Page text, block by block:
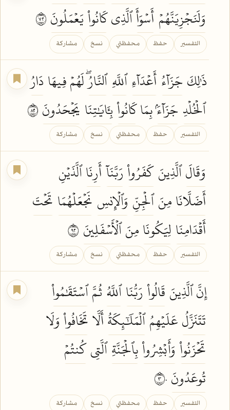
وَلَنَجۡزِيَنَّهُمۡ أَسۡوَأَٱلَّذِيكَانُواْيَعۡمَلُونَ
التفسير حفظ محفظتي نسخ مشاركة
ذَٰلِكَجَزَآءُ أَعۡدَآءِٱللَّهِ ٱلنَّارُۖلَهُمۡ فِيهَا دَارُ
ٱلۡخُلۡدِ جَزَآءَۢبِمَاكَانُواْبِـَٔايَٰتِنَا يَجۡحَدُونَ
التفسير حفظ محفظتي نسخ مشاركة
وَقَالَٱلَّذِينَكَفَرُواْ رَبَّنَآأَرِنَاٱلَّذَيۡنِ
أَضَلَّانَامِنَٱلۡجِنِّ وَٱلۡإِنسِ نَجۡعَلۡهُمَا تَحۡتَ
أَقۡدَامِنَا لِيَكُونَامِنَٱلۡأَسۡفَلِينَ
التفسير حفظ محفظتي نسخ مشاركة
إِنَّ ٱلَّذِينَ قَالُواْ رَبُّنَاٱللَّهُ ثُمَّٱسۡتَقَٰمُواْ
تَتَنَزَّلُعَلَيۡهِمُٱلۡمَلَٰٓئِكَةُأَلَّاتَخَافُواْوَلَا
تَحۡزَنُواْ وَأَبۡشِرُواْبِٱلۡجَنَّةِٱلَّتِيكُنتُمۡ
تُوعَدُونَ
التفسير حفظ محفظتي نسخ مشاركة